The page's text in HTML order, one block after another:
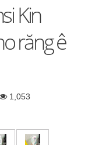
Kin
răng ê
1,053